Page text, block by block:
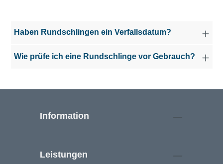
Haben Rundschlingen ein Verfallsdatum?
Wie prüfe ich eine Rundschlinge vor Gebrauch?
Information
Leistungen